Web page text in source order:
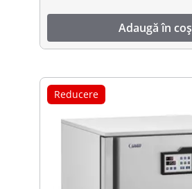
Adaugă în coș
Reducere